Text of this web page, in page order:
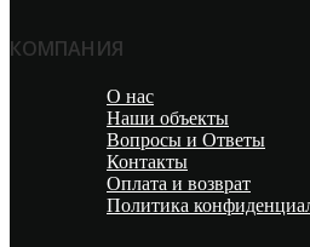
КОМПАНИЯ
О нас
Наши объекты
Вопросы и Ответы
Контакты
Оплата и возврат
Политика